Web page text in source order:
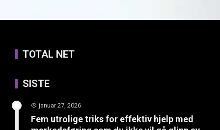
TOTAL NET
SISTE
januar 27, 2026
Fem utrolige triks for effektiv hjelp med